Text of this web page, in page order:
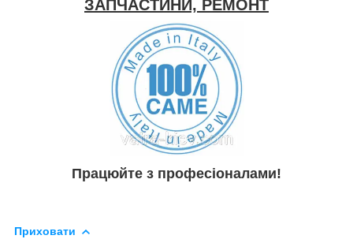
ЗАПЧАСТИНИ, РЕМОНТ
Працюйте з професіоналами!
Приховати